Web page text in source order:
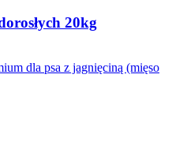
20kg